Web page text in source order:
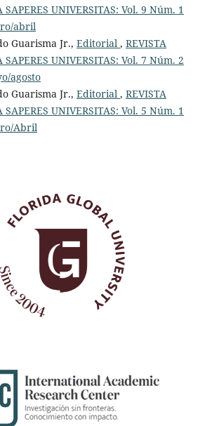
SAPERES UNIVERSITAS: Vol. 9 Núm. 1
abril
Guarisma Jr., Editorial , REVISTA
SAPERES UNIVERSITAS: Vol. 7 Núm. 2
agosto
Guarisma Jr., Editorial , REVISTA
SAPERES UNIVERSITAS: Vol. 5 Núm. 1
Abril